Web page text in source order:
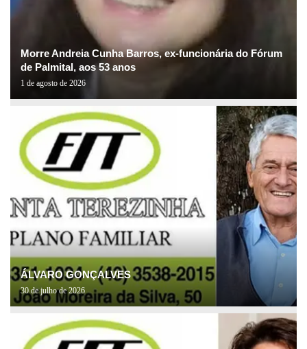
Morre Andreia Cunha Barros, ex-funcionária do Fórum
de Palmital, aos 53 anos
1 de agosto de 2026
ÁLVARO GONÇALVES
30 de julho de 2026